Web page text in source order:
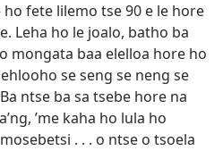
fete lilemo tse 90 e le hore
Leha ho le joalo, batho ba
mongata baa elelloa hore ho
se seng se neng se
ntse ba sa tsebe hore na
’me kaha ho lula ho
. . . o ntse o tsoela